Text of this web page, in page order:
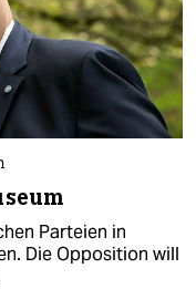
Parteien in
Die Opposition will